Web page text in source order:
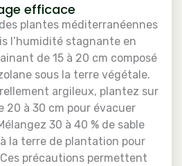
efficace
plantes méditerranéennes
l’humidité stagnante en
de 15 à 20 cm composé
sous la terre végétale.
argileux, plantez sur
20 à 30 cm pour évacuer
30 à 40 % de sable
la terre de plantation pour
précautions permettent